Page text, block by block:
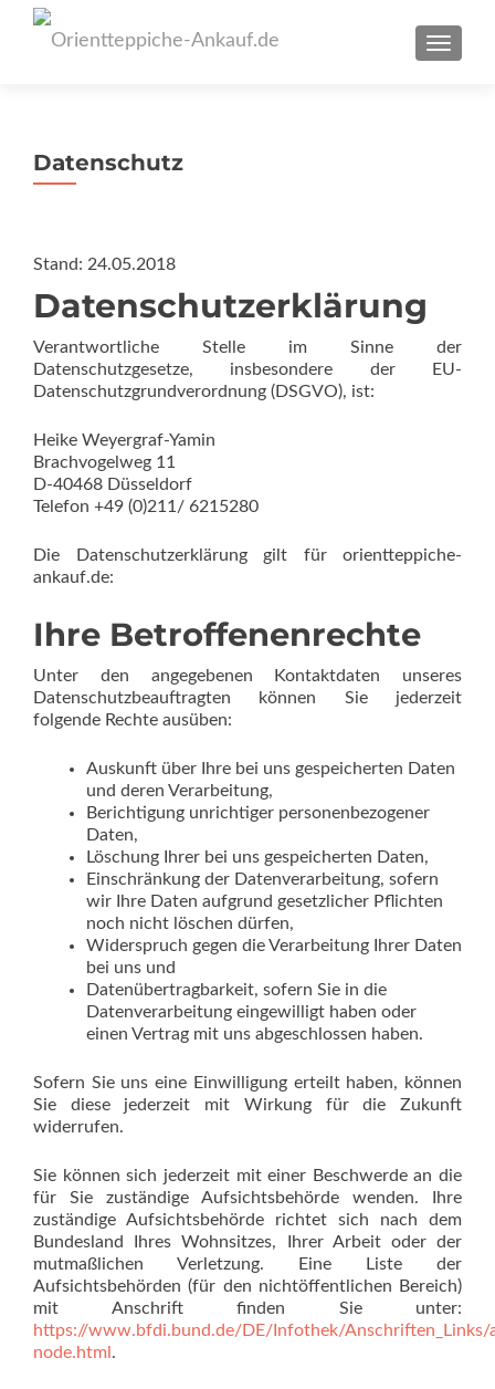
Datenschutz
Stand: 24.05.2018
Datenschutzerklärung
Verantwortliche Stelle im Sinne der
Datenschutzgesetze, insbesondere der EU-
Datenschutzgrundverordnung (DSGVO), ist:
Heike Weyergraf-Yamin
Brachvogelweg 11
D-40468 Düsseldorf
Telefon +49 (0)211/ 6215280
Die Datenschutzerklärung gilt für orientteppiche-
ankauf.de:
Ihre Betroffenenrechte
Unter den angegebenen Kontaktdaten unseres
Datenschutzbeauftragten können Sie jederzeit
folgende Rechte ausüben:
Auskunft über Ihre bei uns gespeicherten Daten
und deren Verarbeitung,
Berichtigung unrichtiger personenbezogener
Daten,
Löschung Ihrer bei uns gespeicherten Daten,
Einschränkung der Datenverarbeitung, sofern
wir Ihre Daten aufgrund gesetzlicher Pflichten
noch nicht löschen dürfen,
Widerspruch gegen die Verarbeitung Ihrer Daten
bei uns und
Datenübertragbarkeit, sofern Sie in die
Datenverarbeitung eingewilligt haben oder
einen Vertrag mit uns abgeschlossen haben.
Sofern Sie uns eine Einwilligung erteilt haben, können
Sie diese jederzeit mit Wirkung für die Zukunft
widerrufen.
Sie können sich jederzeit mit einer Beschwerde an die
für Sie zuständige Aufsichtsbehörde wenden. Ihre
zuständige Aufsichtsbehörde richtet sich nach dem
Bundesland Ihres Wohnsitzes, Ihrer Arbeit oder der
mutmaßlichen Verletzung. Eine Liste der
Aufsichtsbehörden (für den nichtöffentlichen Bereich)
mit Anschrift finden Sie unter:
https://www.bfdi.bund.de/DE/Infothek/Anschriften_Links/
node.html .